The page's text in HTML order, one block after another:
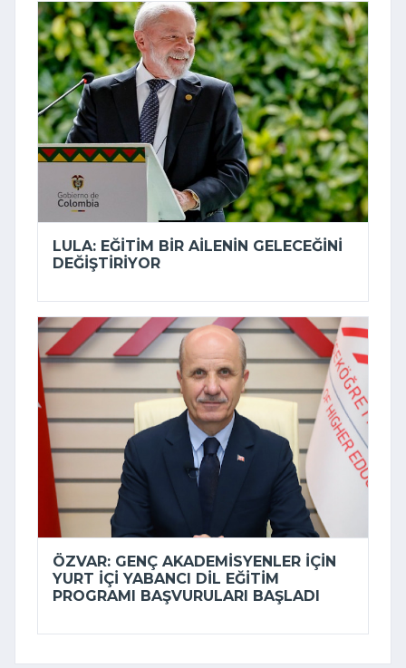
LULA: EĞITIM BIR AILENIN GELECEĞINI
DEĞIŞTIRIYOR
ÖZVAR: GENÇ AKADEMISYENLER IÇIN
YURT IÇI YABANCI DIL EĞITIM
PROGRAMI BAŞVURULARI BAŞLADI